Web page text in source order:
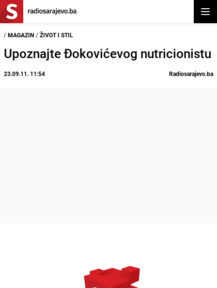
/ MAGAZIN / ŽIVOT I STIL
Upoznajte Đokovićevog nutricionistu
23.09.11. 11:54 Radiosarajevo.ba